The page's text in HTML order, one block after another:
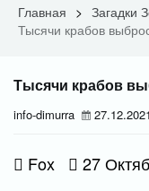
Главная > Загадки
Тысячи крабов
Тысячи крабов
info-dimurra 27.12.2021
Fox
27